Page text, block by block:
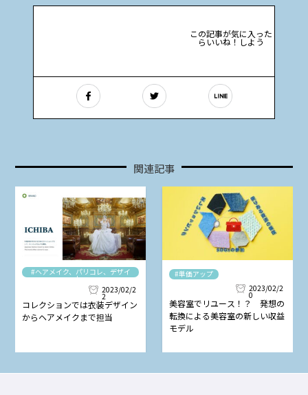
この記事が気に入った
らいいね！しよう
関連記事
#ヘアメイク、パリコレ、デザイ
ナー
2023/02/2
2
コレクションでは衣装デザイン
からヘアメイクまで担当
#単価アップ
2023/02/2
0
美容室でリユース！？ 発想の
転換による美容室の新しい収益
モデル